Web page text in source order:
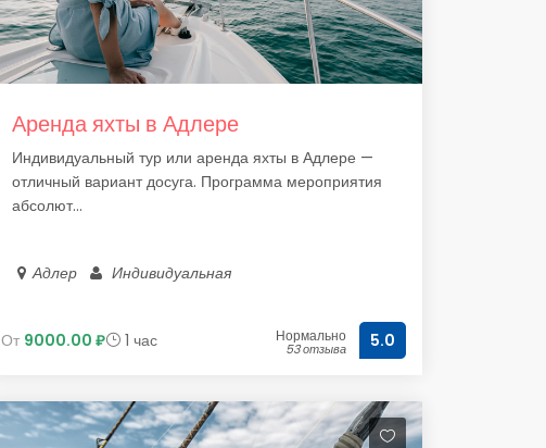
Аренда яхты в Адлере
Индивидуальный тур или аренда яхты в Адлере —
отличный вариант досуга. Программа мероприятия
абсолют...
Адлер Индивидуальная
От 9000.00 ₽ 1 час Нормально
53 отзыва 5.0